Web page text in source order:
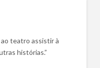
teatro assistir à
histórias.”